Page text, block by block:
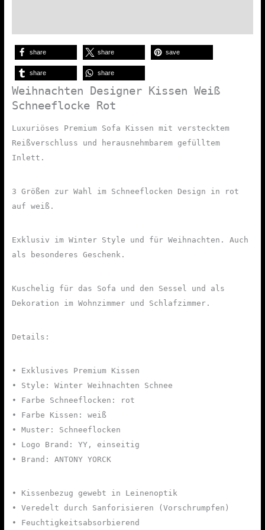
share share save
share share
Weihnachten Designer Kissen Weiß
Schneeflocke Rot
Luxuriöses Premium Sofa Kissen mit verstecktem
Reißverschluss und herausnehmbarem gefülltem
Inlett.
3 Größen zur Wahl im Schneeflocken Design in rot
auf weiß.
Exklusiv im Winter Style und für Weihnachten. Auch
als besonderes Geschenk.
Kuschelig für das Sofa und den Sessel und als
Dekoration im Wohnzimmer und Schlafzimmer.
Details:
• Exklusives Premium Kissen
• Style: Winter Weihnachten Schnee
• Farbe Schneeflocken: rot
• Farbe Kissen: weiß
• Muster: Schneeflocken
• Logo Brand: YY, einseitig
• Brand: ANTONY YORCK
• Kissenbezug gewebt in Leinenoptik
• Veredelt durch Sanforisieren (Vorschrumpfen)
• Feuchtigkeitsabsorbierend